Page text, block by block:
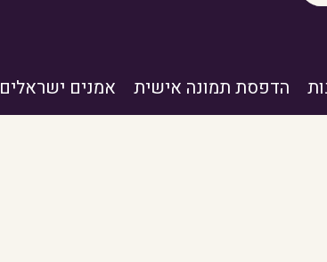
הדפסת תמונה אישית אמנים ישראלים